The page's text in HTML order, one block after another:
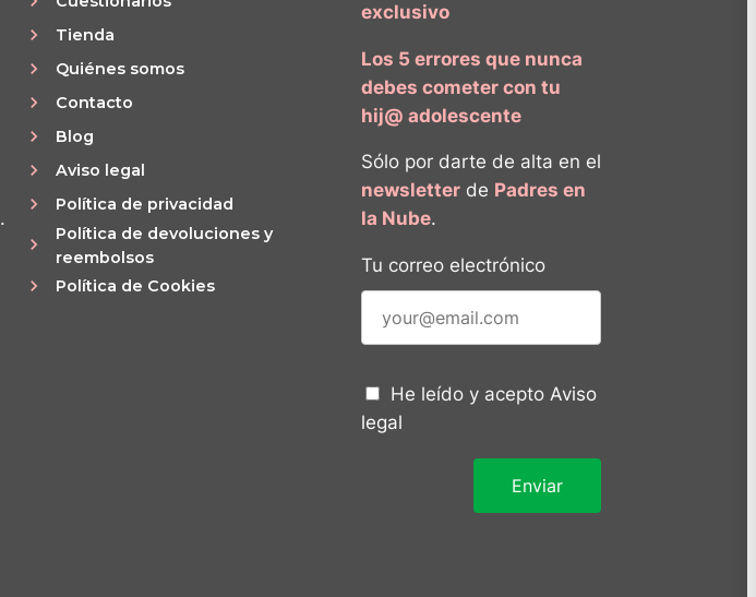
.
Tienda
Quiénes somos
Contacto
Blog
Aviso legal
Política de privacidad
Política de devoluciones y
reembolsos
Política de Cookies
exclusivo
Los 5 errores que nunca
debes cometer con tu
hij@ adolescente
Sólo por darte de alta en el
newsletter de Padres en
la Nube.
Tu correo electrónico
He leído y acepto Aviso
legal